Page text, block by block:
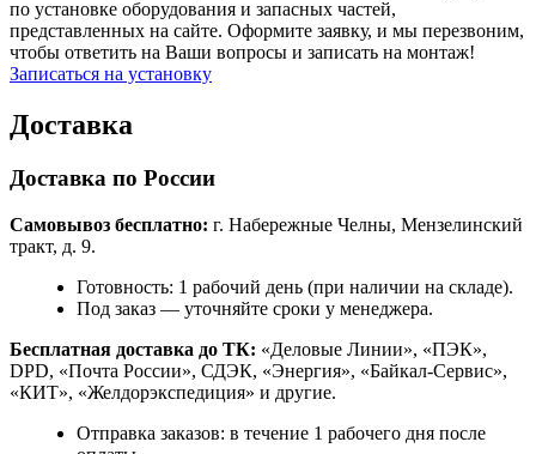
по установке оборудования и запасных частей,
представленных на сайте. Оформите заявку, и мы перезвоним,
чтобы ответить на Ваши вопросы и записать на монтаж!
Записаться на установку
Доставка
Доставка по России
Самовывоз бесплатно: г. Набережные Челны, Мензелинский
тракт, д. 9.
Готовность: 1 рабочий день (при наличии на складе).
Под заказ — уточняйте сроки у менеджера.
Бесплатная доставка до ТК: «Деловые Линии», «ПЭК»,
DPD, «Почта России», СДЭК, «Энергия», «Байкал-Сервис»,
«КИТ», «Желдорэкспедиция» и другие.
Отправка заказов: в течение 1 рабочего дня после